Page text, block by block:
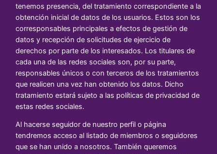
tenemos presencia, del tratamiento correspondiente a la
obtención inicial de datos de los usuarios. Estos son los
corresponsables principales a efectos de gestión de
datos y recepción de solicitudes de ejercicio de
derechos por parte de los interesados. Los titulares de
cada una de las redes sociales son, por su parte,
responsables únicos o con terceros de los tratamientos
que realicen una vez han obtenido los datos. Dicho
tratamiento estará sujeto a las políticas de privacidad de
estas redes sociales.
Al hacerse seguidor de nuestro perfil o página
tendremos acceso al listado de miembros o seguidores
que se han unido a nosotros. También queremos